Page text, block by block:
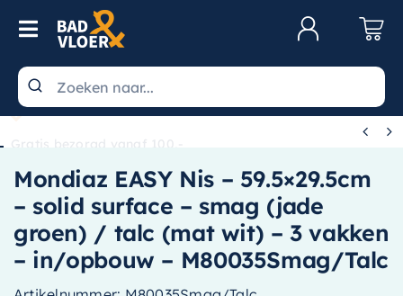
Skip to content
Toggle Navigation
Wastafels
Spiegels
Kranen
Douche
 
Mondiaz EASY Nis – 59.5×29.5cm
– solid surface – smag (jade
groen) / talc (mat wit) – 3 vakken
– in/opbouw – M80035Smag/Talc